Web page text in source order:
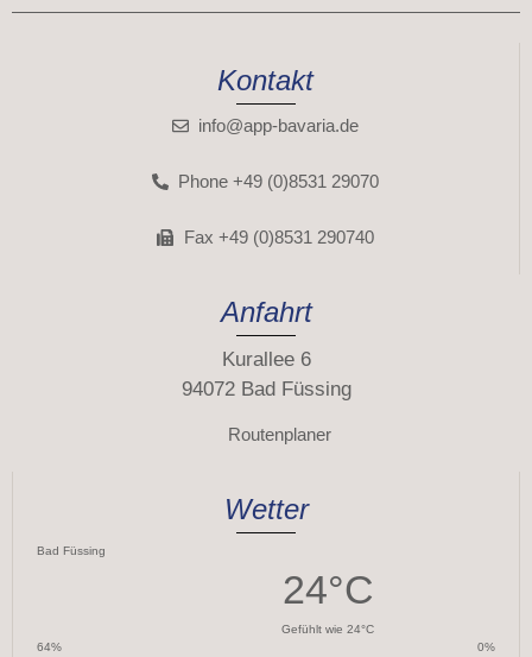
Kontakt
info@app-bavaria.de
Phone +49 (0)8531 29070
Fax +49 (0)8531 290740
Anfahrt
Kurallee 6
94072 Bad Füssing
Routenplaner
Wetter
Bad Füssing
24°C
Gefühlt wie24°C
64% 0%